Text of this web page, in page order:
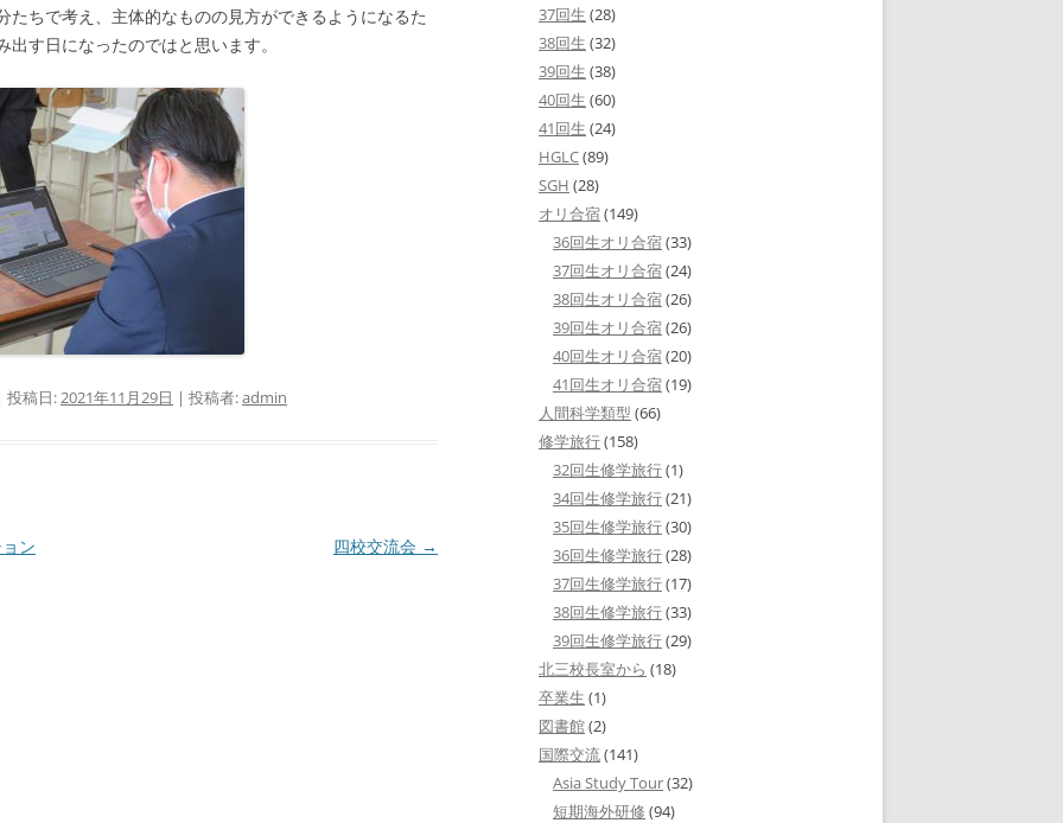
たちで考え、主体的なものの見方ができるようになるた
す日になったのではと思います。
| 投稿日:2021年11月29日 | 投稿者:admin
ン 四校交流会 →
37回生 (28)
38回生 (32)
39回生 (38)
40回生 (60)
41回生 (24)
HGLC(89)
SGH (28)
オリ合宿(149)
36回生オリ合宿(33)
37回生オリ合宿(24)
38回生オリ合宿(26)
39回生オリ合宿(26)
40回生オリ合宿(20)
41回生オリ合宿(19)
人間科学類型 (66)
修学旅行(158)
32回生修学旅行(1)
34回生修学旅行(21)
35回生修学旅行(30)
36回生修学旅行(28)
37回生修学旅行(17)
38回生修学旅行(33)
39回生修学旅行(29)
北三校長室から (18)
卒業生 (1)
図書館(2)
国際交流(141)
Asia Study Tour(32)
短期海外研修 (94)